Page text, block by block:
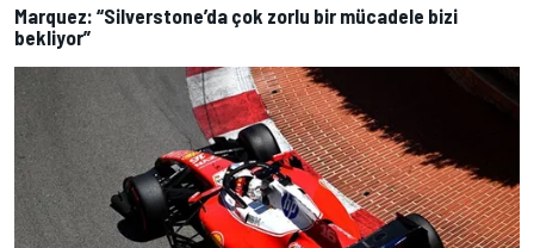
Marquez: “Silverstone’da çok zorlu bir mücadele bizi
bekliyor”